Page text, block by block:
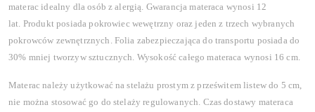
materac idealny dla osób z alergią. Gwarancja materaca wynosi 12
lat. Produkt posiada pokrowiec wewętrzny oraz jeden z trzech wybranych
pokrowców zewnętrznych. Folia zabezpieczająca do transportu posiada do
30% mniej tworzyw sztucznych. Wysokość całego materaca wynosi 16 cm.
Materac należy użytkować na stelażu prostym z prześwitem listew do 5 cm,
nie można stosować go do stelaży regulowanych. Czas dostawy materaca